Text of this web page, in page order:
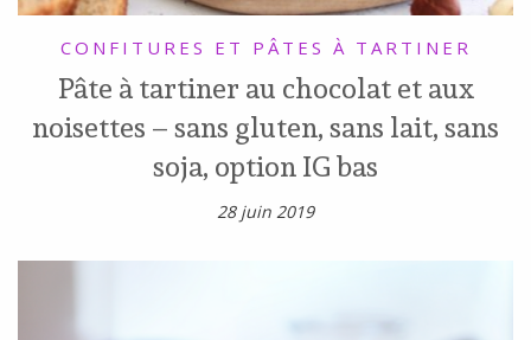
CONFITURES ET PÂTES À TARTINER
Pâte à tartiner au chocolat et aux
noisettes – sans gluten, sans lait, sans
soja, option IG bas
28 juin 2019